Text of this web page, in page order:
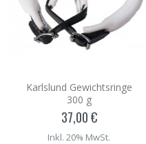
Karlslund Gewichtsringe
300 g
37,00 €
Inkl. 20% MwSt.